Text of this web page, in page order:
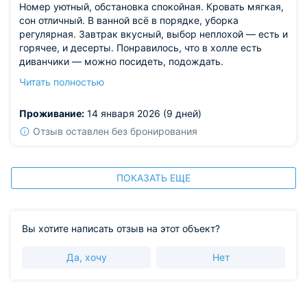
Номер уютный, обстановка спокойная. Кровать мягкая,
сон отличный. В ванной всё в порядке, уборка
регулярная. Завтрак вкусный, выбор неплохой — есть и
горячее, и десерты. Понравилось, что в холле есть
диванчики — можно посидеть, подождать.
медленно. В остальном — отель понравился,
Читать полностью
Проживание: 14 января 2026 (9 дней)
Отзыв оставлен без бронирования
ПОКАЗАТЬ ЕЩЕ
Вы хотите написать отзыв на этот объект?
Да, хочу Нет